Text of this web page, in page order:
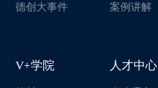
德创大事件 案例讲解
V+学院 人才中心